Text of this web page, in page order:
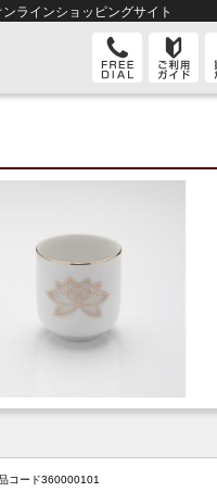
ラインショッピングサイト
コード360000101